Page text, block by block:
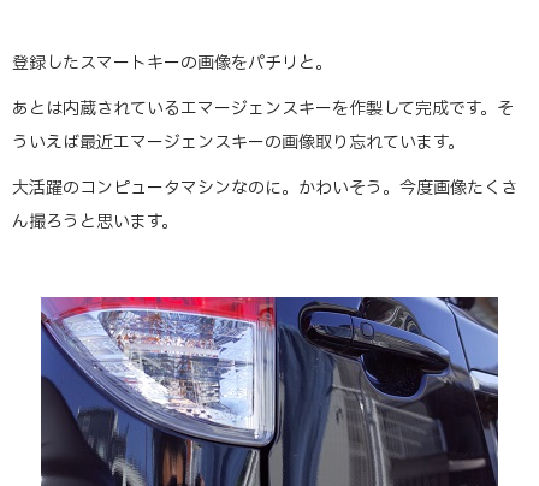
登録したスマートキーの画像をパチリと。
あとは内蔵されているエマージェンスキーを作製して完成です。そ
ういえば最近エマージェンスキーの画像取り忘れています。
大活躍のコンピュータマシンなのに。かわいそう。今度画像たくさ
ん撮ろうと思います。